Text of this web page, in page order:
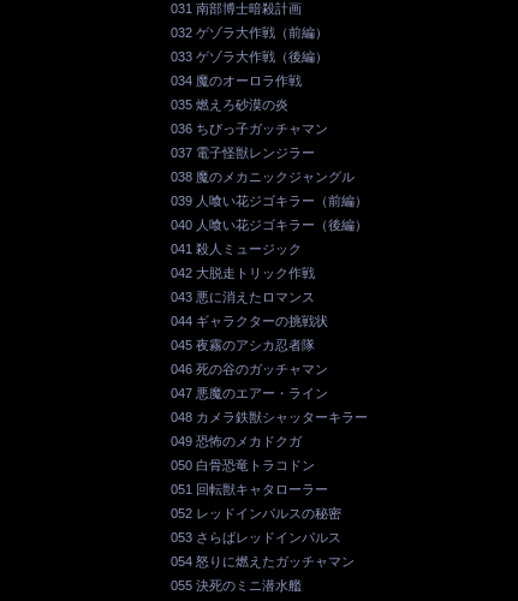
031 南部博士暗殺計画
032 ゲゾラ大作戦（前編）
033 ゲゾラ大作戦（後編）
034 魔のオーロラ作戦
035 燃えろ砂漠の炎
036 ちびっ子ガッチャマン
037 電子怪獣レンジラー
038 魔のメカニックジャングル
039 人喰い花ジゴキラー（前編）
040 人喰い花ジゴキラー（後編）
041 殺人ミュージック
042 大脱走トリック作戦
043 悪に消えたロマンス
044 ギャラクターの挑戦状
045 夜霧のアシカ忍者隊
046 死の谷のガッチャマン
047 悪魔のエアー・ライン
048 カメラ鉄獣シャッターキラー
049 恐怖のメカドクガ
050 白骨恐竜トラコドン
051 回転獣キャタローラー
052 レッドインパルスの秘密
053 さらばレッドインパルス
054 怒りに燃えたガッチャマン
055 決死のミニ潜水艦